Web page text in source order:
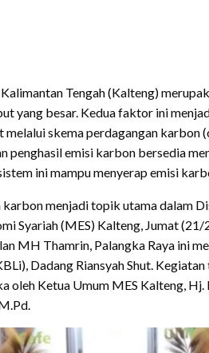
Kalimantan Tengah (Kalteng)
yang besar. Kedua faktor ini
skema perdagangan karbon
penghasil emisi karbon bersedia
ini mampu menyerap emisi
karbon menjadi topik utama dalam
Syariah (MES) Kalteng, Jumat
MH Thamrin, Palangka Raya ini
Dadang Riansyah Shut.
oleh Ketua Umum MES Kalteng, Hj.